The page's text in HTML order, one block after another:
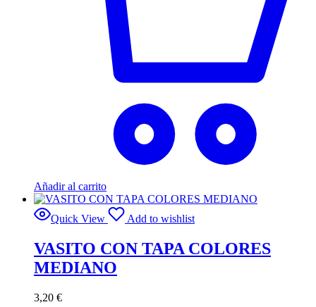
Añadir al carrito
Quick View Add to wishlist
VASITO CON TAPA COLORES
MEDIANO
3,20 €